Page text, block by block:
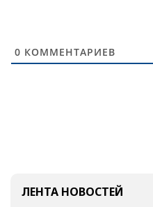
0 КОММЕНТАРИЕВ
ЛЕНТА НОВОСТЕЙ